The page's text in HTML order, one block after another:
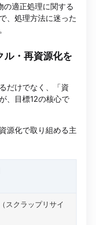
の適正処理に関する
、処理方法に迷った
ル・再資源化を
だけでなく、「資
、目標12の核心で
源化で取り組める主
スクラップリサイ